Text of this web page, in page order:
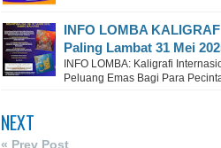
INFO LOMBA
Paling Lambat 31 Mei
INFO LOMBA: Kaligrafi
Peluang Emas Bagi Para
NEXT
« Prev Post